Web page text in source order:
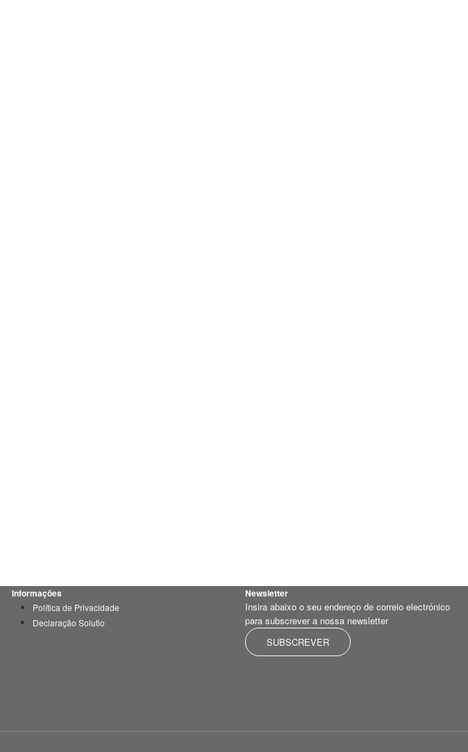
Informações
Política de Privacidade
Declaração Solutio
Newsletter
Insira abaixo o seu endereço de correio electrónico
para subscrever a nossa newsletter
SUBSCREVER